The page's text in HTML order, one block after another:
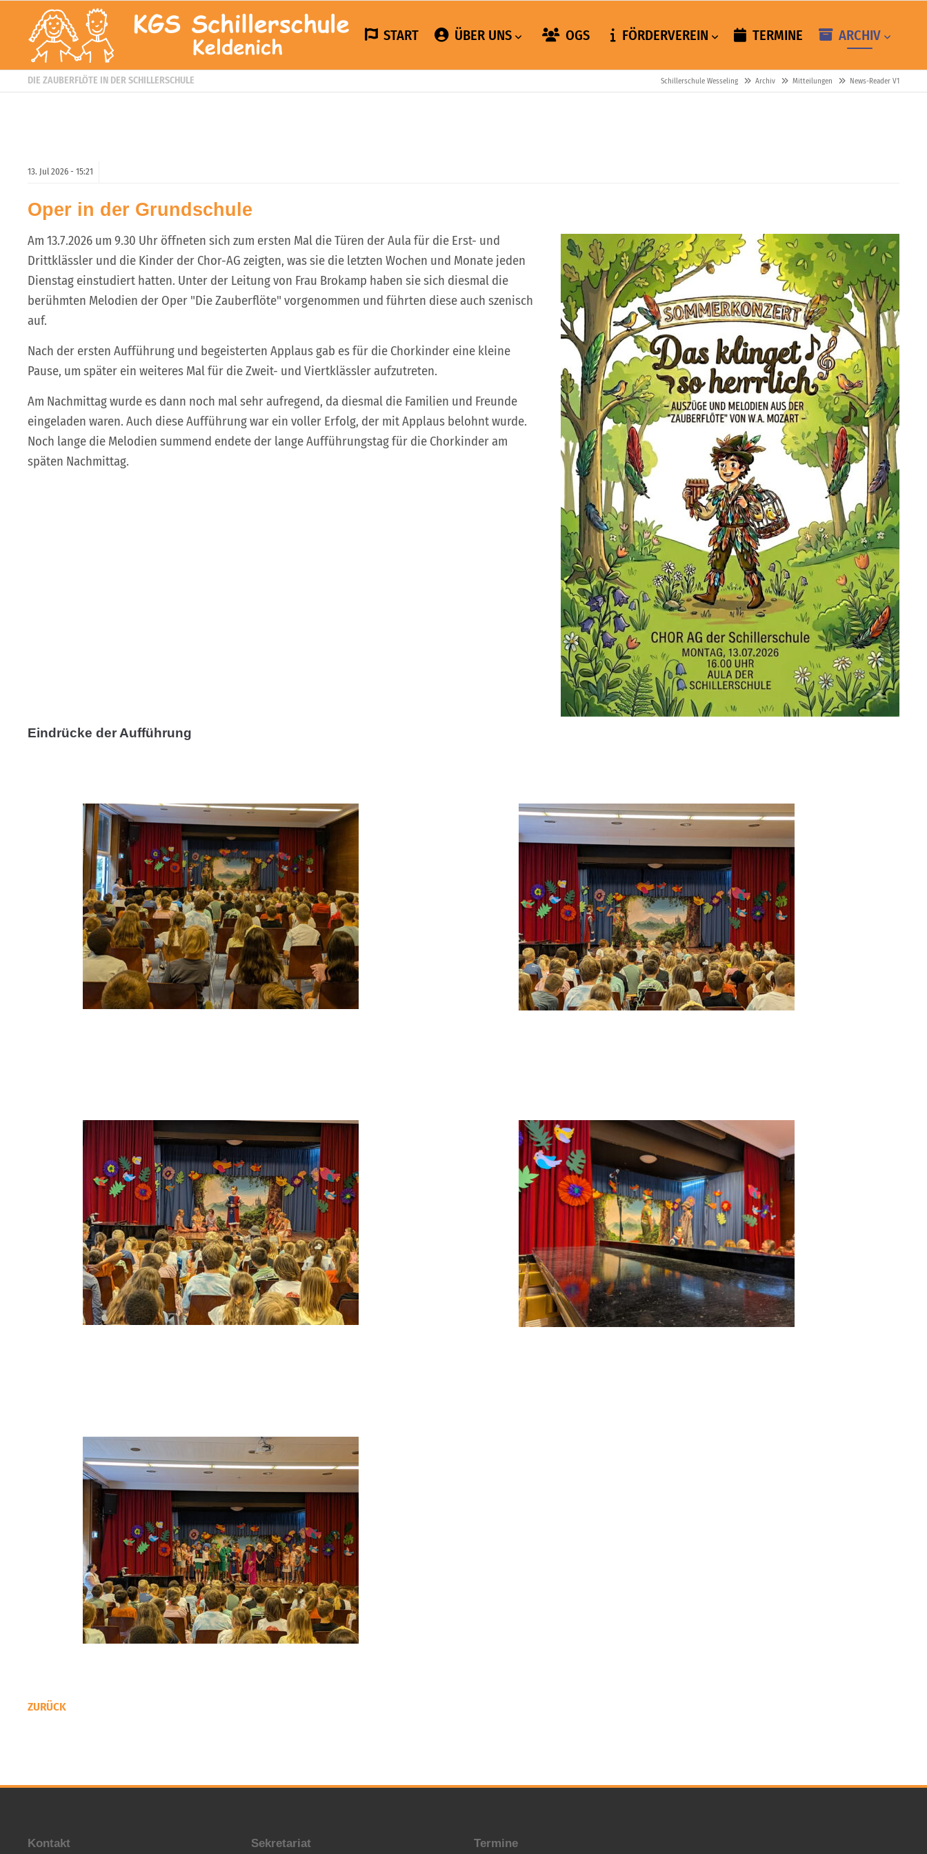
START ÜBER UNS OGS FÖRDERVEREIN TERMINE ARCHIV
DIE ZAUBERFLÖTE IN DER SCHILLERSCHULE Schillerschule Wesseling Archiv Mitteilungen News-Reader V1
13. Jul 2026 - 15:21
Oper in der Grundschule
Am 13.7.2026 um 9.30 Uhr öffneten sich zum ersten Mal die Türen der Aula für die Erst- und
Drittklässler und die Kinder der Chor-AG zeigten, was sie die letzten Wochen und Monate jeden
Dienstag einstudiert hatten. Unter der Leitung von Frau Brokamp haben sie sich diesmal die
berühmten Melodien der Oper "Die Zauberflöte" vorgenommen und führten diese auch szenisch
auf.
Nach der ersten Aufführung und begeisterten Applaus gab es für die Chorkinder eine kleine
Pause, um später ein weiteres Mal für die Zweit- und Viertklässler aufzutreten.
Am Nachmittag wurde es dann noch mal sehr aufregend, da diesmal die Familien und Freunde
eingeladen waren. Auch diese Aufführung war ein voller Erfolg, der mit Applaus belohnt wurde.
Noch lange die Melodien summend endete der lange Aufführungstag für die Chorkinder am
späten Nachmittag.
Eindrücke der Aufführung
ZURÜCK
Kontakt Sekretariat Termine